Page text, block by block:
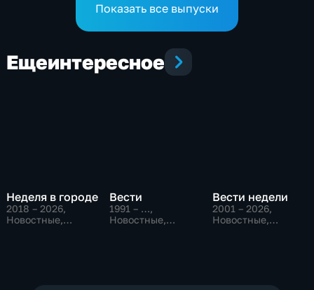
Показать все выпуски
Ещеинтересное
Неделя в городе
2018 – 2026,
Новостные,
Вести
1991 – …,
Новостные,
Вести недели
2001 – 2026,
Новостные,